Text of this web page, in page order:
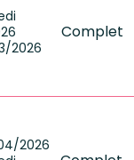
2026
Complet
2026